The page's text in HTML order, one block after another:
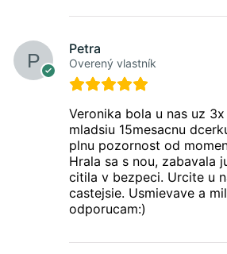
Petra
Overený vlastník
Veronika bola u nas uz
mladsiu 15mesacnu
plnu pozornost od
Hrala sa s nou, zabavala
citila v bezpeci. Urcite u
castejsie. Usmievave a
odporucam:)